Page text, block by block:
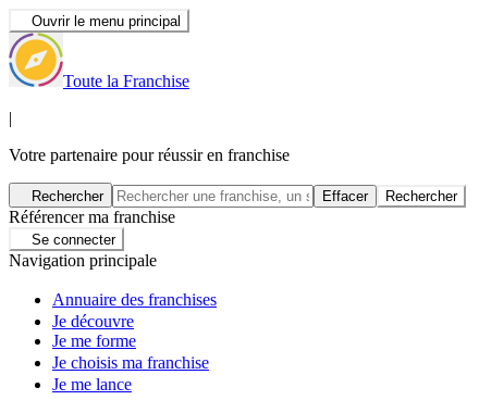
Ouvrir le menu principal
Toute la Franchise
|
Votre partenaire pour réussir en franchise
Rechercher Effacer Rechercher
Référencer ma franchise
Se connecter
Navigation principale
Annuaire des franchises
Je découvre
Je me forme
Je choisis ma franchise
Je me lance